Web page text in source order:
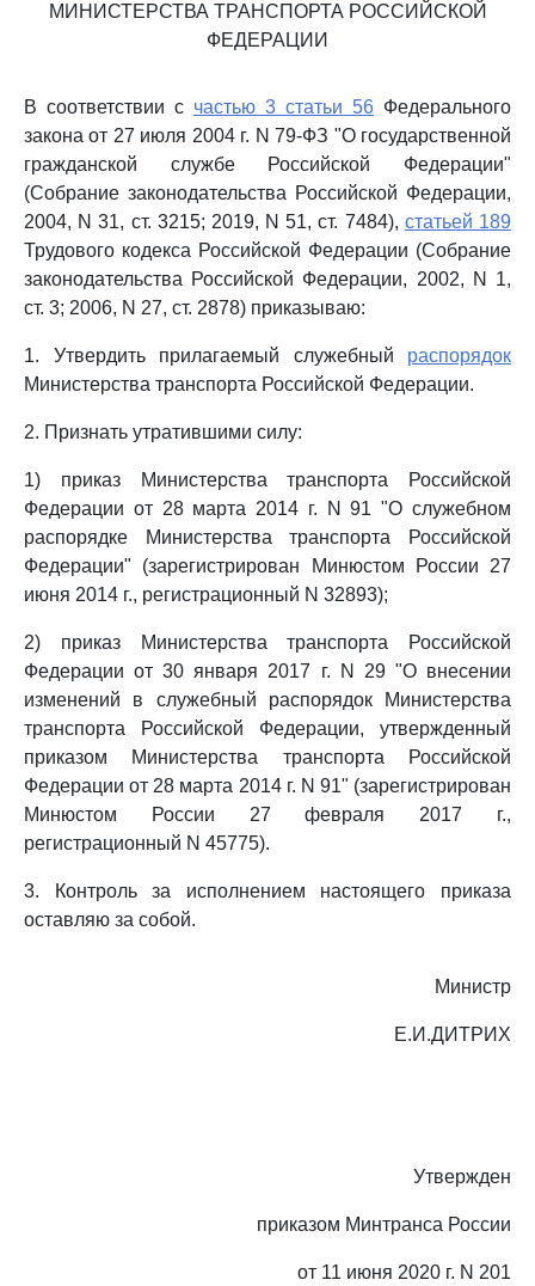
МИНИСТЕРСТВА ТРАНСПОРТА РОССИЙСКОЙ
ФЕДЕРАЦИИ
В соответствии с частью 3 статьи 56 Федерального
закона от 27 июля 2004 г. N 79-ФЗ "О государственной
гражданской службе Российской Федерации"
(Собрание законодательства Российской Федерации,
2004, N 31, ст. 3215; 2019, N 51, ст. 7484), статьей 189
Трудового кодекса Российской Федерации (Собрание
законодательства Российской Федерации, 2002, N 1,
ст. 3; 2006, N 27, ст. 2878) приказываю:
1. Утвердить прилагаемый служебный распорядок
Министерства транспорта Российской Федерации.
2. Признать утратившими силу:
1) приказ Министерства транспорта Российской
Федерации от 28 марта 2014 г. N 91 "О служебном
распорядке Министерства транспорта Российской
Федерации" (зарегистрирован Минюстом России 27
июня 2014 г., регистрационный N 32893);
2) приказ Министерства транспорта Российской
Федерации от 30 января 2017 г. N 29 "О внесении
изменений в служебный распорядок Министерства
транспорта Российской Федерации, утвержденный
приказом Министерства транспорта Российской
Федерации от 28 марта 2014 г. N 91" (зарегистрирован
Минюстом России 27 февраля 2017 г.,
регистрационный N 45775).
3. Контроль за исполнением настоящего приказа
оставляю за собой.
Министр
Е.И.ДИТРИХ
Утвержден
приказом Минтранса России
от 11 июня 2020 г. N 201